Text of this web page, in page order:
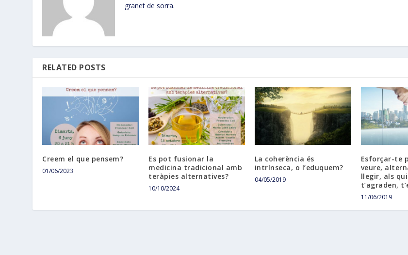
granet de sorra.
RELATED POSTS
Creem el que pensem?
01/06/2023
Es pot fusionar la
medicina tradicional amb
teràpies alternatives?
10/10/2024
La coherència és
intrínseca, o l’eduquem?
04/05/2019
Esforçar-te
veure,
llegir, als
t’agraden,
11/06/2019